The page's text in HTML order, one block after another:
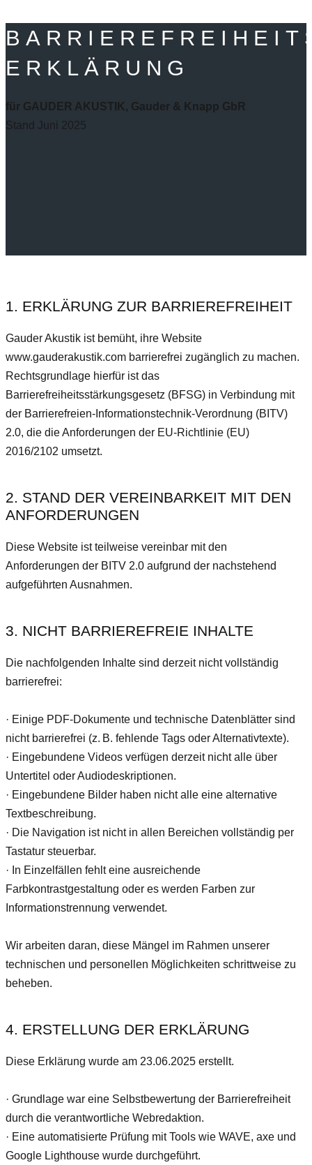
ERKLÄRUNG
für GAUDER AKUSTIK, Gauder & Knapp GbR
Stand Juni 2025
1. ERKLÄRUNG ZUR BARRIEREFREIHEIT
Gauder Akustik ist bemüht, ihre Website
www.gauderakustik.com barrierefrei zugänglich zu machen.
Rechtsgrundlage hierfür ist das
Barrierefreiheitsstärkungsgesetz (BFSG) in Verbindung mit
der Barrierefreien-Informationstechnik-Verordnung (BITV)
2.0, die die Anforderungen der EU-Richtlinie (EU)
2016/2102 umsetzt.
2. STAND DER VEREINBARKEIT MIT DEN
ANFORDERUNGEN
Diese Website ist teilweise vereinbar mit den
Anforderungen der BITV 2.0 aufgrund der nachstehend
aufgeführten Ausnahmen.
3. NICHT BARRIEREFREIE INHALTE
Die nachfolgenden Inhalte sind derzeit nicht vollständig
barrierefrei:
· ​Einige PDF-Dokumente und technische Datenblätter sind
nicht barrierefrei (z. B. fehlende Tags oder Alternativtexte).
· ​Eingebundene Videos verfügen derzeit nicht alle über
Untertitel oder Audiodeskriptionen.
· ​Eingebundene Bilder haben nicht alle eine alternative
Textbeschreibung.
· ​Die Navigation ist nicht in allen Bereichen vollständig per
Tastatur steuerbar.
· ​In Einzelfällen fehlt eine ausreichende
Farbkontrastgestaltung oder es werden Farben zur
Informationstrennung verwendet.
Wir arbeiten daran, diese Mängel im Rahmen unserer
technischen und personellen Möglichkeiten schrittweise zu
beheben.
4. ERSTELLUNG DER ERKLÄRUNG
Diese Erklärung wurde am 23.06.2025 erstellt.
· ​Grundlage war eine Selbstbewertung der Barrierefreiheit
durch die verantwortliche Webredaktion.
· ​Eine automatisierte Prüfung mit Tools wie WAVE, axe und
Google Lighthouse wurde durchgeführt.